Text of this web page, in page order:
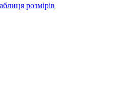
розмірів